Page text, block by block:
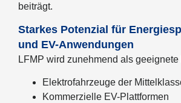
beiträgt.
Starkes Potenzial für
und EV-Anwendungen
LFMP wird zunehmend als geeignete
Elektrofahrzeuge der
Kommerzielle EV-Plattformen